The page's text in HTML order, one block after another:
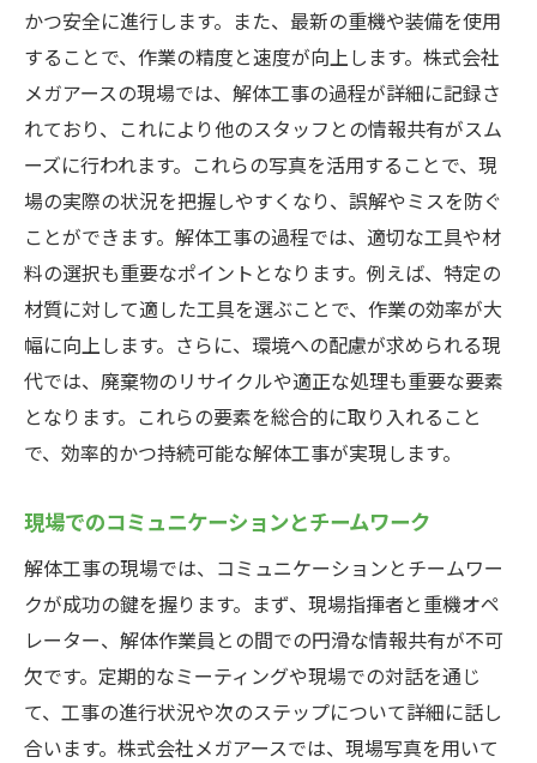
かつ安全に進行します。また、最新の重機や装備を使用
することで、作業の精度と速度が向上します。株式会社
メガアースの現場では、解体工事の過程が詳細に記録さ
れており、これにより他のスタッフとの情報共有がスム
ーズに行われます。これらの写真を活用することで、現
場の実際の状況を把握しやすくなり、誤解やミスを防ぐ
ことができます。解体工事の過程では、適切な工具や材
料の選択も重要なポイントとなります。例えば、特定の
材質に対して適した工具を選ぶことで、作業の効率が大
幅に向上します。さらに、環境への配慮が求められる現
代では、廃棄物のリサイクルや適正な処理も重要な要素
となります。これらの要素を総合的に取り入れること
で、効率的かつ持続可能な解体工事が実現します。
現場でのコミュニケーションとチームワーク
解体工事の現場では、コミュニケーションとチームワー
クが成功の鍵を握ります。まず、現場指揮者と重機オペ
レーター、解体作業員との間での円滑な情報共有が不可
欠です。定期的なミーティングや現場での対話を通じ
て、工事の進行状況や次のステップについて詳細に話し
合います。株式会社メガアースでは、現場写真を用いて